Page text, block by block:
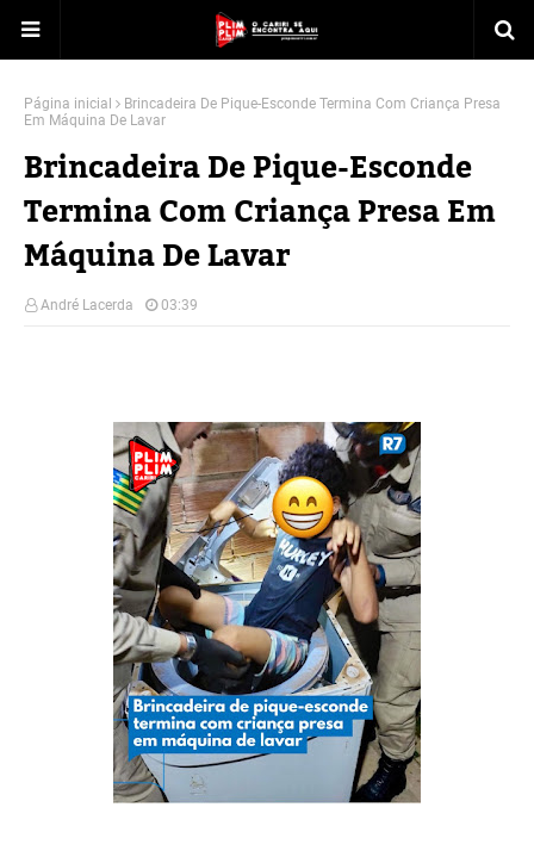
Página inicial
Brincadeira De Pique-Esconde Termina Com Criança Presa
Em Máquina De Lavar
Brincadeira De Pique-Esconde
Termina Com Criança Presa Em
Máquina De Lavar
André Lacerda 03:39